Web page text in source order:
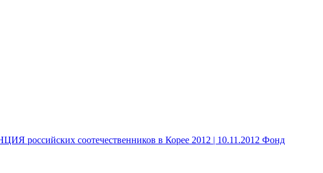
российских соотечественников в Корее 2012 | 10.11.2012 Фонд